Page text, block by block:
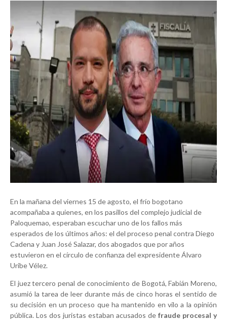
En la mañana del viernes 15 de agosto, el frío bogotano
acompañaba a quienes, en los pasillos del complejo judicial de
Paloquemao, esperaban escuchar uno de los fallos más
esperados de los últimos años: el del proceso penal contra Diego
Cadena y Juan José Salazar, dos abogados que por años
estuvieron en el círculo de confianza del expresidente Álvaro
Uribe Vélez.
El juez tercero penal de conocimiento de Bogotá, Fabián Moreno,
asumió la tarea de leer durante más de cinco horas el sentido de
su decisión en un proceso que ha mantenido en vilo a la opinión
pública. Los dos juristas estaban acusados de fraude procesal y